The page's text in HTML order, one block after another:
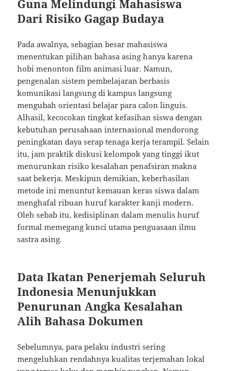
Guna Melindungi Mahasiswa
Dari Risiko Gagap Budaya
Pada awalnya, sebagian besar mahasiswa
menentukan pilihan bahasa asing hanya karena
hobi menonton film animasi luar. Namun,
pengenalan sistem pembelajaran berbasis
komunikasi langsung di kampus langsung
mengubah orientasi belajar para calon linguis.
Alhasil, kecocokan tingkat kefasihan siswa dengan
kebutuhan perusahaan internasional mendorong
peningkatan daya serap tenaga kerja terampil. Selain
itu, jam praktik diskusi kelompok yang tinggi ikut
menurunkan risiko kesalahan penafsiran makna
saat bekerja. Meskipun demikian, keberhasilan
metode ini menuntut kemauan keras siswa dalam
menghafal ribuan huruf karakter kanji modern.
Oleh sebab itu, kedisiplinan dalam menulis huruf
formal memegang kunci utama penguasaan ilmu
sastra asing.
Data Ikatan Penerjemah Seluruh
Indonesia Menunjukkan
Penurunan Angka Kesalahan
Alih Bahasa Dokumen
Sebelumnya, para pelaku industri sering
mengeluhkan rendahnya kualitas terjemahan lokal